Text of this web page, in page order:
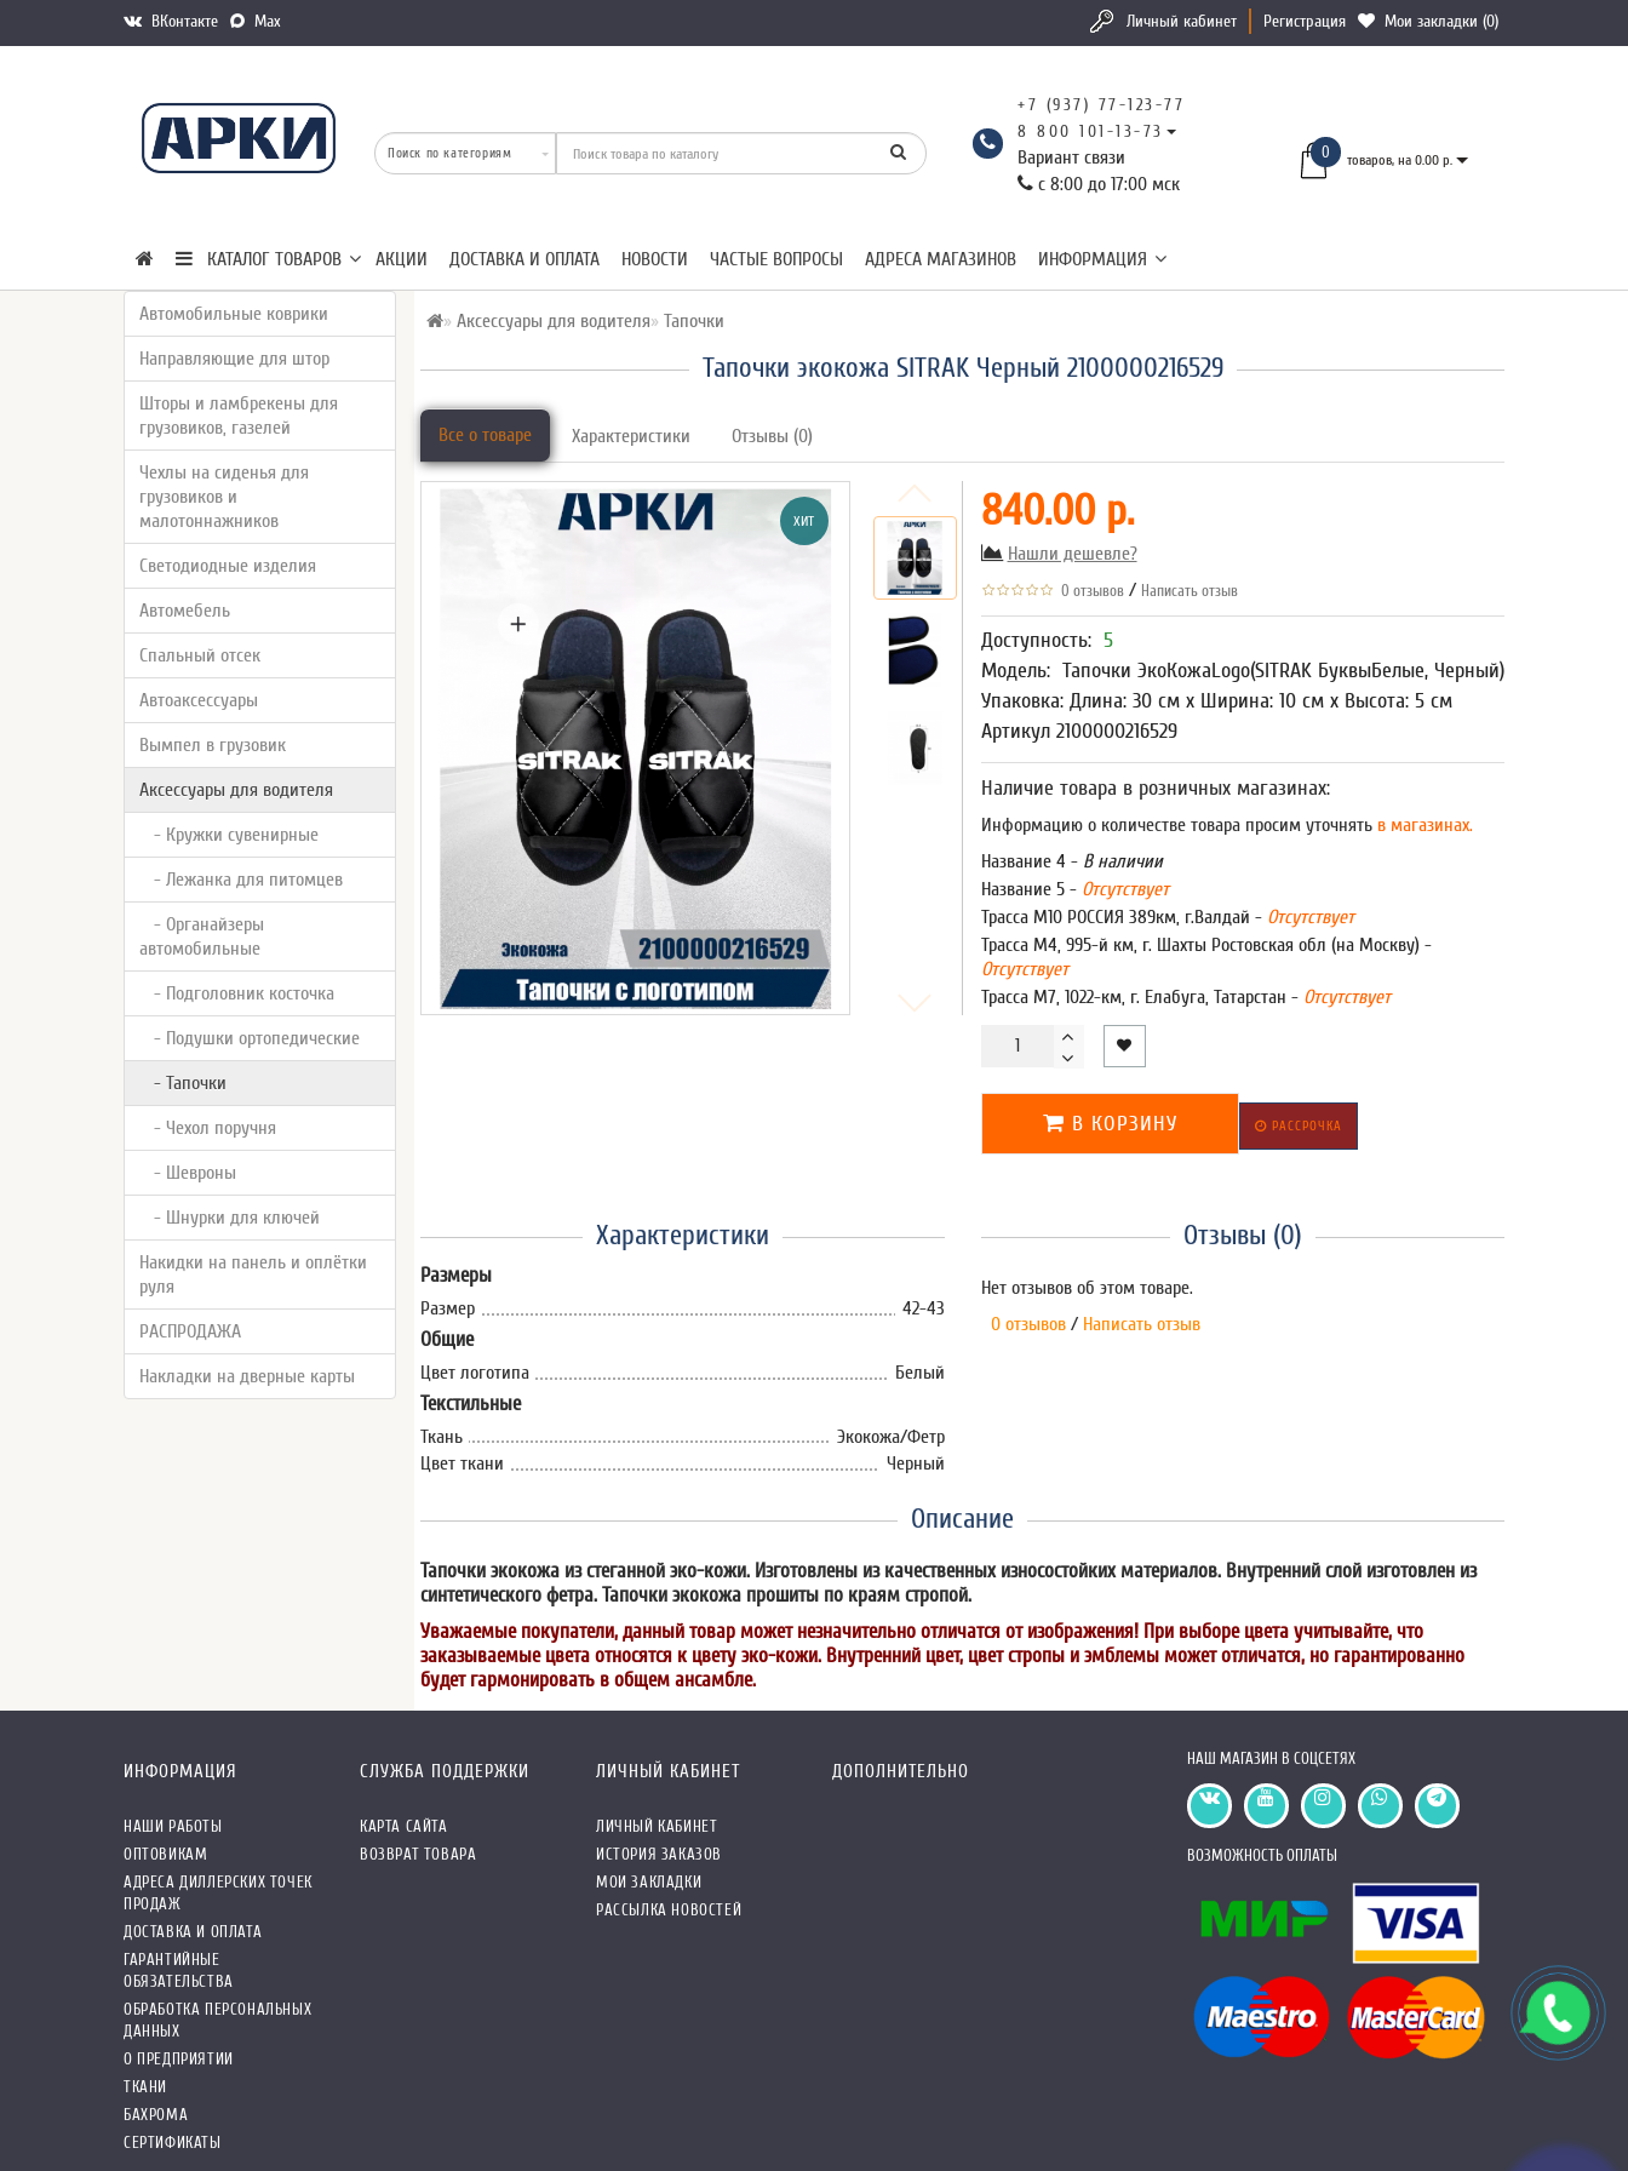
ВКонтакте Max Личный кабинет Регистрация Мои закладки (0)
+7 (937) 77-123-77
8 800 101-13-73
Вариант связи
с 8:00 до 17:00 мск
0 товаров, на 0.00 р.
КАТАЛОГ ТОВАРОВ АКЦИИ ДОСТАВКА И ОПЛАТА НОВОСТИ ЧАСТЫЕ ВОПРОСЫ АДРЕСА МАГАЗИНОВ ИНФОРМАЦИЯ
Автомобильные коврики
Направляющие для штор
Шторы и ламбрекены для
грузовиков, газелей
Чехлы на сиденья для
грузовиков и
малотоннажников
Светодиодные изделия
Автомебель
Спальный отсек
Автоаксессуары
Вымпел в грузовик
Аксессуары для водителя
- Кружки сувенирные
- Лежанка для питомцев
- Органайзеры
автомобильные
- Подголовник косточка
- Подушки ортопедические
- Тапочки
- Чехол поручня
- Шевроны
- Шнурки для ключей
Накидки на панель и оплётки
руля
РАСПРОДАЖА
Накладки на дверные карты
Аксессуары для водителя Тапочки
Тапочки экокожа SITRAK Черный 2100000216529
Все о товаре Характеристики Отзывы (0)
ХИТ 840.00 р.
Нашли дешевле?
0 отзывов / Написать отзыв
Доступность: 5
Модель: Тапочки ЭкоКожаLogo(SITRAK БуквыБелые, Черный)
Упаковка: Длина: 30 см x Ширина: 10 см x Высота: 5 см
Артикул 2100000216529
Наличие товара в розничных магазинах:
Информацию о количестве товара просим уточнятьв магазинах.
Название 4 - В наличии
Название 5 - Отсутствует
Трасса М10 РОССИЯ 389км, г.Валдай - Отсутствует
Трасса М4, 995-й км, г. Шахты Ростовская обл (на Москву) -
Отсутствует
Трасса М7, 1022-км, г. Елабуга, Татарстан - Отсутствует
В КОРЗИНУ РАССРОЧКА
Характеристики
Размеры
Размер 42-43
Общие
Цвет логотипа Белый
Текстильные
Ткань
Экокожа/Фетр
Цвет ткани
Черный
Отзывы (0)
Нет отзывов об этом товаре.
0 отзывов / Написать отзыв
Описание
Тапочки экокожа из стеганной эко-кожи. Изготовлены из качественных износостойких материалов. Внутренний слой изготовлен из
синтетического фетра. Тапочки экокожа прошиты по краям стропой.
Уважаемые покупатели, данный товар может незначительно отличатся от изображения! При выборе цвета учитывайте, что
заказываемые цвета относятся к цвету эко-кожи. Внутренний цвет, цвет стропы и эмблемы может отличатся, но гарантированно
будет гармонировать в общем ансамбле.
ИНФОРМАЦИЯ
НАШИ РАБОТЫ
ОПТОВИКАМ
АДРЕСА ДИЛЛЕРСКИХ ТОЧЕК
ПРОДАЖ
ДОСТАВКА И ОПЛАТА
ГАРАНТИЙНЫЕ
ОБЯЗАТЕЛЬСТВА
ОБРАБОТКА ПЕРСОНАЛЬНЫХ
ДАННЫХ
О ПРЕДПРИЯТИИ
ТКАНИ
БАХРОМА
СЕРТИФИКАТЫ
СЛУЖБА ПОДДЕРЖКИ
КАРТА САЙТА
ВОЗВРАТ ТОВАРА
ЛИЧНЫЙ КАБИНЕТ
ЛИЧНЫЙ КАБИНЕТ
ИСТОРИЯ ЗАКАЗОВ
МОИ ЗАКЛАДКИ
РАССЫЛКА НОВОСТЕЙ
ДОПОЛНИТЕЛЬНО
НАШ МАГАЗИН В СОЦСЕТЯХ
ВОЗМОЖНОСТЬ ОПЛАТЫ